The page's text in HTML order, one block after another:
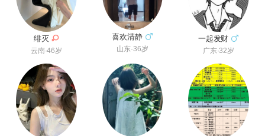
绯灭
云南·46岁
喜欢清静
山东·36岁
一起发财
广东·32岁